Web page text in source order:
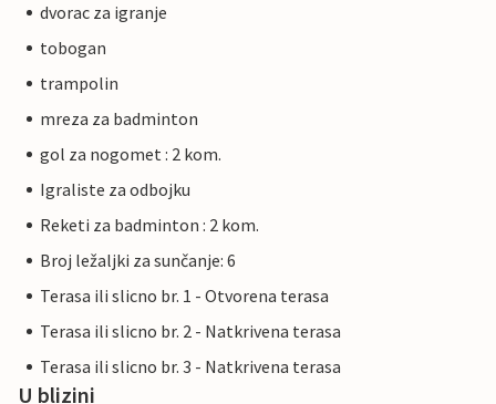
dvorac za igranje
tobogan
trampolin
mreza za badminton
gol za nogomet : 2 kom.
Igraliste za odbojku
Reketi za badminton : 2 kom.
Broj ležaljki za sunčanje: 6
Terasa ili slicno br. 1 - Otvorena terasa
Terasa ili slicno br. 2 - Natkrivena terasa
Terasa ili slicno br. 3 - Natkrivena terasa
U blizini